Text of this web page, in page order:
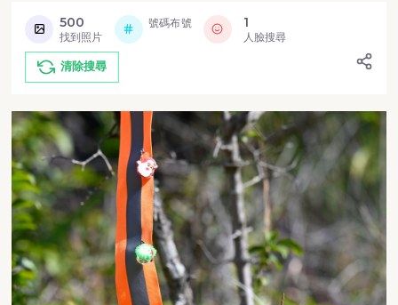
500
找到照片
號碼布號 1
人臉搜尋
清除搜尋